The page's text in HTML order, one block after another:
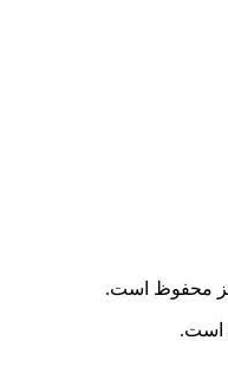
محفوظ است.
است.